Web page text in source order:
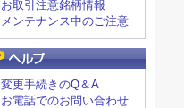
お取引注意銘柄情報
メンテナンス中のご注意
変更手続きのQ＆A
お電話でのお問い合わせ